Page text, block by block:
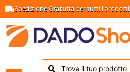
SpedizioneGratuita per tutti i prodotti